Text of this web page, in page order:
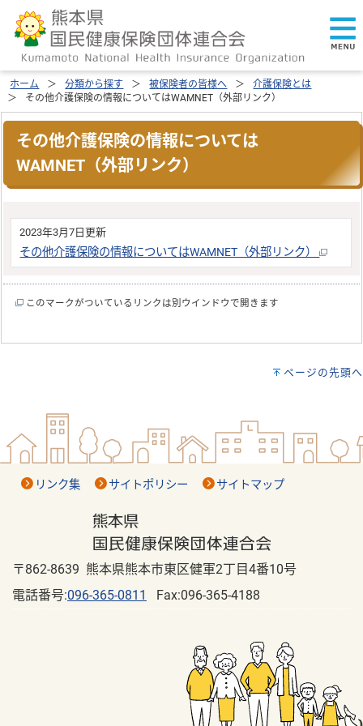
ホーム 分類から探す 被保険者の皆様へ
介護保険とは
その他介護保険の情報についてはWAMNET（外部リンク）
その他介護保険の情報については
WAMNET（外部リンク）
2023年3月7日更新
その他介護保険の情報についてはWAMNET（外部リンク）
このマークがついているリンクは別ウインドウで開きます
ページの先頭へ
リンク集 サイトポリシー サイトマップ
〒862-8639 熊本県熊本市東区健軍2丁目4番10号
電話番号:096-365-0811 Fax:096-365-4188